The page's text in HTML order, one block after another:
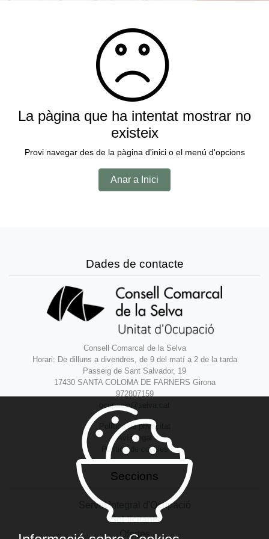
La pàgina que ha intentat mostrar no
existeix
Provi navegar des de la pàgina d'inici o el menú d'opcions
Anar a Inici
Dades de contacte
Consell Comarcal de la Selva
Horari: De dilluns a divendres, de 9 del matí a 2 de la tarda
Passeig de Sant Salvador, 19
17430 SANTA COLOMA DE FARNERS Girona
972807159
ocupacio@selva.cat
Política de privacitat
Avís legal
Política de cookies
Seccions
Servei Integral d'Ocupació
Sol·licitants
Ofertes